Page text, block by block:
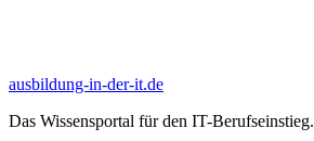
ausbildung-in-der-it.de
Das Wissensportal für den IT-Berufseinstieg.